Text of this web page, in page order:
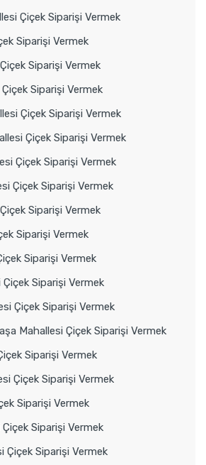
Çiçek Siparişi Vermek
Siparişi Vermek
Siparişi Vermek
Siparişi Vermek
Çiçek Siparişi Vermek
Çiçek Siparişi Vermek
Çiçek Siparişi Vermek
Çiçek Siparişi Vermek
Siparişi Vermek
Siparişi Vermek
Siparişi Vermek
Siparişi Vermek
Çiçek Siparişi Vermek
Mahallesi Çiçek Siparişi Vermek
Siparişi Vermek
Çiçek Siparişi Vermek
Siparişi Vermek
Siparişi Vermek
Çiçek Siparişi Vermek